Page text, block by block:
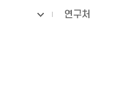
연구처